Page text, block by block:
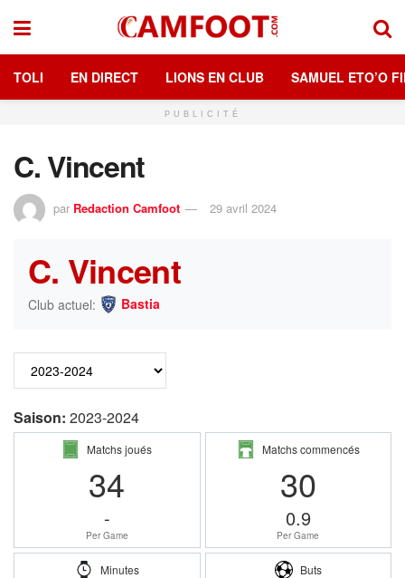
TOLI EN DIRECT LIONS EN CLUB SAMUEL ETO’O
PUBLICITÉ
C. Vincent
par Redaction Camfoot 29 avril 2024
C. Vincent
Club actuel: Bastia
Saison: 2023-2024
Matchs joués
34
-
Per Game
Matchs commencés
30
0.9
Per Game
Minutes Buts